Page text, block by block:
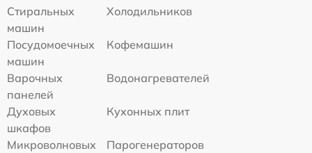
Стиральных
машин
Холодильников
Посудомоечных
машин
Кофемашин
Варочных
панелей
Водонагревателей
Духовых
шкафов
Кухонных плит
Микроволновых
Парогенераторов